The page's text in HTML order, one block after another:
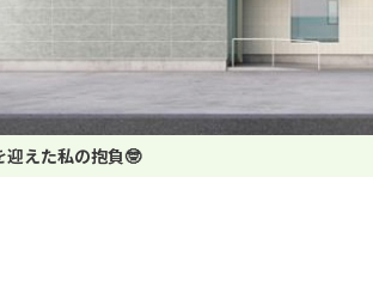
迎えた私の抱負🤓